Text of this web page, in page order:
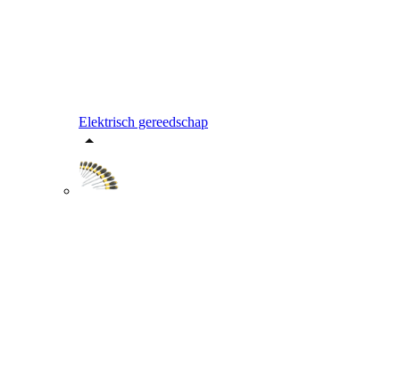
Elektrisch gereedschap